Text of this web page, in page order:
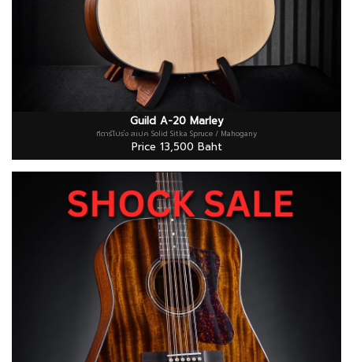
Guild A-20 Marley
กีตาร์โปร่ง สเปค Solid Sitka Spruce / Mahogany
Price 13,500 Baht